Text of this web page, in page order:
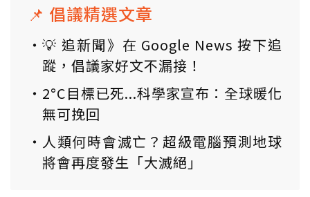
📌 倡議精選文章
💡 追新聞》在 Google News 按下追
蹤，倡議家好文不漏接！
2°C目標已死...科學家宣布：全球暖化
無可挽回
人類何時會滅亡？超級電腦預測地球
將會再度發生「大滅絕」